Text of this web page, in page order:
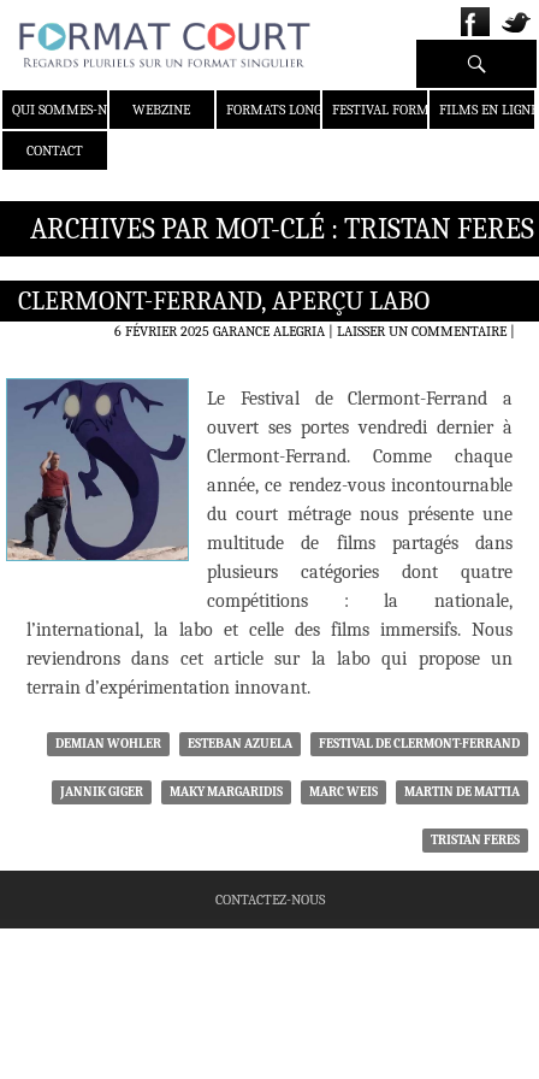
QUI SOMMES-NOUS ?WEBZINE FORMATS LONGS FESTIVAL FORMAT COURT
FILMS EN LIGNE
CONTACT
Recherche
ARCHIVES PAR MOT-CLÉ : TRISTAN FERES
CLERMONT-FERRAND, APERÇU LABO
6 FÉVRIER 2025 GARANCE ALEGRIA LAISSER UN COMMENTAIRE|
Le Festival de Clermont-Ferrand a
ouvert ses portes vendredi dernier à
Clermont-Ferrand. Comme chaque
année, ce rendez-vous incontournable
du court métrage nous présente une
multitude de films partagés dans
plusieurs catégories dont quatre
compétitions : la nationale,
l’international, la labo et celle des films immersifs. Nous
reviendrons dans cet article sur la labo qui propose un
terrain d’expérimentation innovant.
DEMIAN WOHLER ESTEBAN AZUELA FESTIVAL DE CLERMONT-FERRAND
JANNIK GIGER MAKY MARGARIDIS MARC WEIS MARTIN DE MATTIA
TRISTAN FERES
CONTACTEZ-NOUS